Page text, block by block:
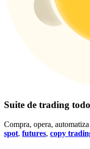
Centro de recompensas
Inscribirse
Suite de trading
Compra, opera,
spot, futures, copy